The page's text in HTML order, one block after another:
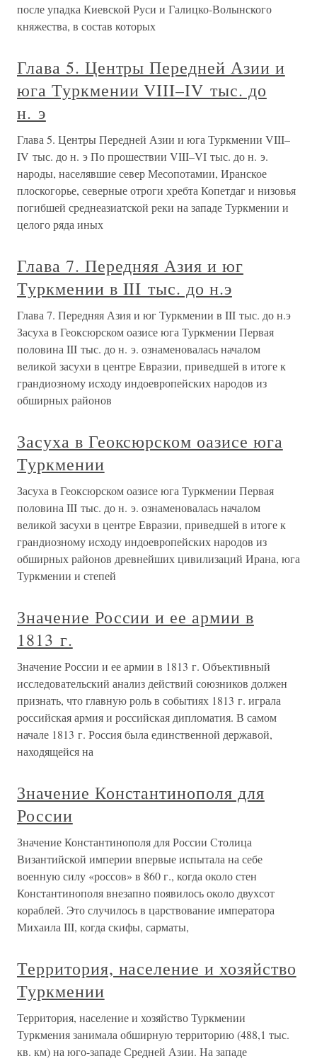
после упадка Киевской Руси и Галицко-Волынского
княжества, в состав которых
Глава 5. Центры Передней Азии и
юга Туркмении VIII–IV тыс. до
н. э
Глава 5. Центры Передней Азии и юга Туркмении VIII–
IV тыс. до н. э По прошествии VIII–VI тыс. до н. э.
народы, населявшие север Месопотамии, Иранское
плоскогорье, северные отроги хребта Копетдаг и низовья
погибшей среднеазиатской реки на западе Туркмении и
целого ряда иных
Глава 7. Передняя Азия и юг
Туркмении в III тыс. до н.э
Глава 7. Передняя Азия и юг Туркмении в III тыс. до н.э
Засуха в Геоксюрском оазисе юга Туркмении Первая
половина III тыс. до н. э. ознаменовалась началом
великой засухи в центре Евразии, приведшей в итоге к
грандиозному исходу индоевропейских народов из
обширных районов
Засуха в Геоксюрском оазисе юга
Туркмении
Засуха в Геоксюрском оазисе юга Туркмении Первая
половина III тыс. до н. э. ознаменовалась началом
великой засухи в центре Евразии, приведшей в итоге к
грандиозному исходу индоевропейских народов из
обширных районов древнейших цивилизаций Ирана, юга
Туркмении и степей
Значение России и ее армии в
1813 г.
Значение России и ее армии в 1813 г. Объективный
исследовательский анализ действий союзников должен
признать, что главную роль в событиях 1813 г. играла
российская армия и российская дипломатия. В самом
начале 1813 г. Россия была единственной державой,
находящейся на
Значение Константинополя для
России
Значение Константинополя для России Столица
Византийской империи впервые испытала на себе
военную силу «россов» в 860 г., когда около стен
Константинополя внезапно появилось около двухсот
кораблей. Это случилось в царствование императора
Михаила III, когда скифы, сарматы,
Территория, население и хозяйство
Туркмении
Территория, население и хозяйство Туркмении
Туркмения занимала обширную территорию (488,1 тыс.
кв. км) на юго-западе Средней Азии. На западе